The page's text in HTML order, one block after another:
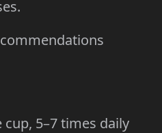
5–7 times daily